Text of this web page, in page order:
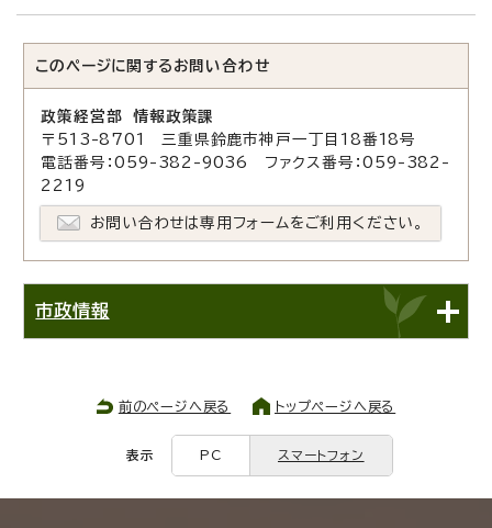
このページに関する お問い合わせ
政策経営部 情報政策課
〒513-8701 三重県鈴鹿市神戸一丁目18番18号
電話番号：059-382-9036 ファクス番号：059-382-
2219
お問い合わせは専用フォームをご利用ください。
市政情報
前のページへ戻る トップページへ戻る
表示 PC スマートフォン